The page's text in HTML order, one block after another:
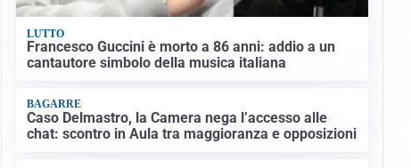
LUTTO
Francesco Guccini è morto a 86 anni: addio a un
cantautore simbolo della musica italiana
BAGARRE
Caso Delmastro, la Camera nega l’accesso alle
chat: scontro in Aula tra maggioranza e opposizioni